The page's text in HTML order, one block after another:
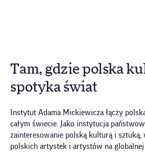
Tam, gdzie polska
spotyka świat
Instytut Adama Mickiewicza łączy
całym świecie. Jako instytucja
zainteresowanie polską kulturą i sztuką,
polskich artystek i artystów na